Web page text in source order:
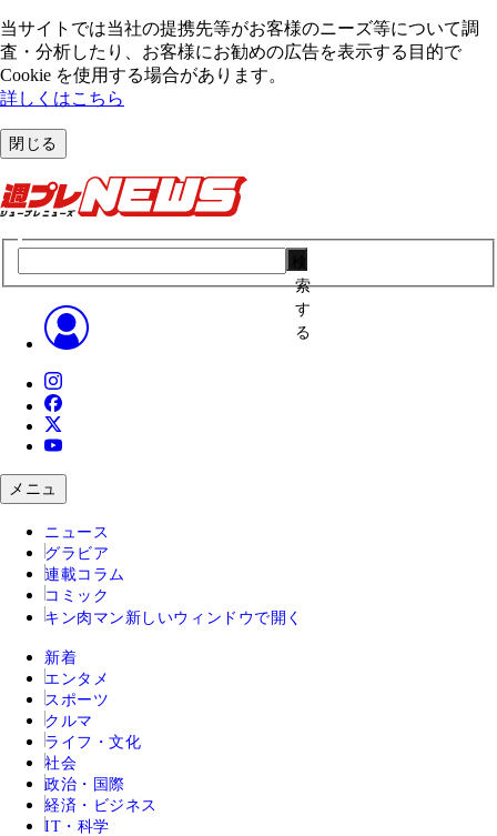
当サイトでは当社の提携先等がお客様のニーズ等について調
査・分析したり、お客様にお勧めの広告を表⽰する⽬的で
Cookie を使⽤する場合があります。
詳しくはこちら
閉じる
索
す
る
メニュ
ニュース
グラビア
連載コラム
コミック
キン肉マン 新しいウィンドウで開く
新着
エンタメ
スポーツ
クルマ
ライフ・文化
社会
政治・国際
経済・ビジネス
IT・科学